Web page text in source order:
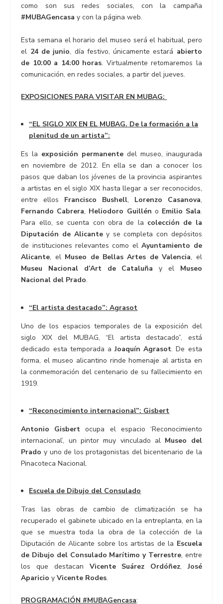
como son sus redes sociales, con la campaña
#MUBAGencasa y con la página web.
Esta semana el horario del museo será el habitual, pero
el 24 de junio, día festivo, únicamente estará abierto
de 10:00 a 14:00 horas. Virtualmente retomaremos la
comunicación, en redes sociales, a partir del jueves.
EXPOSICIONES PARA VISITAR EN MUBAG:
“EL SIGLO XIX EN EL MUBAG. De la formación a la
plenitud de un artista”:
Es la exposición permanente del museo, inaugurada
en noviembre de 2012. En ella se dan a conocer los
pasos que daban los jóvenes de la provincia aspirantes
a artistas en el siglo XIX hasta llegar a ser reconocidos,
entre ellos Francisco Bushell, Lorenzo Casanova,
Fernando Cabrera, Heliodoro Guillén o Emilio Sala.
Para ello, se cuenta con obra de la colección de la
Diputación de Alicantey se completa con depósitos
de instituciones relevantes como elAyuntamiento de
Alicante, el Museo de Bellas Artes de Valencia, el
Museu Nacional d’Art de Cataluña y el Museo
Nacional del Prado.
“El artista destacado”:Agrasot
Uno de los espacios temporales de la exposición del
siglo XIX del MUBAG, “El artista destacado”, está
dedicado esta temporada aJoaquín Agrasot. De esta
forma, el museo alicantino rinde homenaje al artista en
la conmemoración del centenario de su fallecimiento en
1919.
“Reconocimiento internacional”: Gisbert
Antonio Gisbert ocupa el espacio ‘Reconocimiento
internacional’, un pintor muy vinculado al Museo del
Prado y uno de los protagonistas del bicentenario de la
Pinacoteca Nacional.
Escuela de Dibujo del Consulado
Tras las obras de cambio de climatización se ha
recuperado el gabinete ubicado en la entreplanta, en la
que se muestra toda la obra de la colección de la
Diputación de Alicante sobre los artistas de la Escuela
de Dibujo del Consulado Marítimo y Terrestre, entre
los que destacan Vicente Suárez Ordóñez,José
Aparicio yVicente Rodes.
PROGRAMACIÓN #MUBAGencasa: